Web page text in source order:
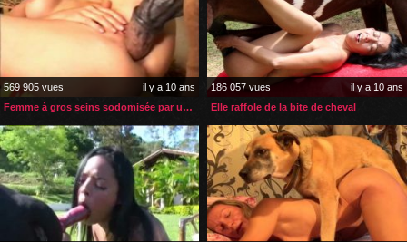
569 905 vues
il y a 10 ans
Femme à gros seins sodomisée par un cheval
186 057 vues
il y a 10 ans
Elle raffole de la bite de cheval